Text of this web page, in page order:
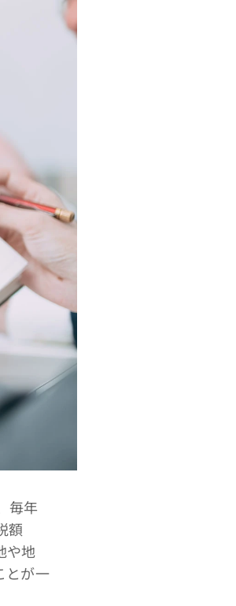
毎年
額
や地
とが一